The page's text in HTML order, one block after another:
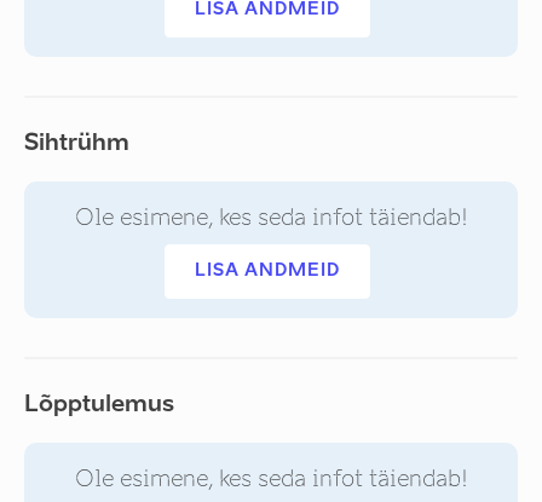
LISA ANDMEID
Sihtrühm
Ole esimene, kes seda infot täiendab!
LISA ANDMEID
Lõpptulemus
Ole esimene, kes seda infot täiendab!